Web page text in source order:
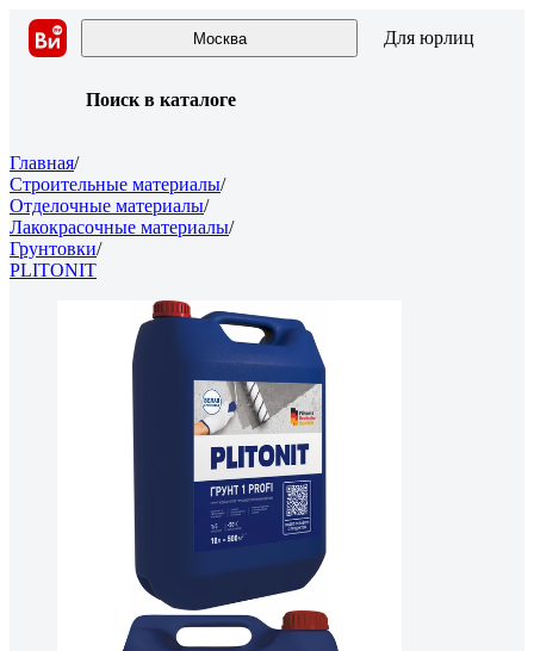
Москва Для юрлиц
Поиск в каталоге
Главная/
Строительные материалы/
Отделочные материалы/
Лакокрасочные материалы/
Грунтовки/
PLITONIT